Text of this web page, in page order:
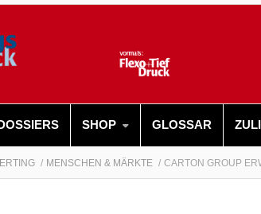
SHOP GLOSSAR
MENSCHEN & MÄRKTE CARTON GROUP